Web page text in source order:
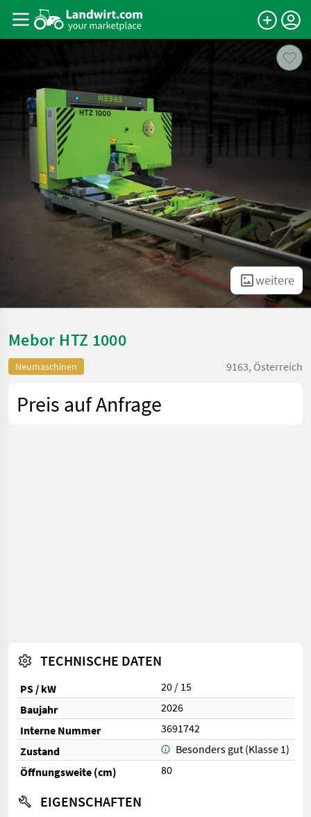
weitere
Mebor HTZ 1000
Neumaschinen 9163, Österreich
Preis auf Anfrage
TECHNISCHE DATEN
PS / kW
20 / 15
Baujahr
2026
Interne Nummer
3691742
Zustand
Besonders gut (Klasse 1)
Öffnungsweite (cm)
80
EIGENSCHAFTEN